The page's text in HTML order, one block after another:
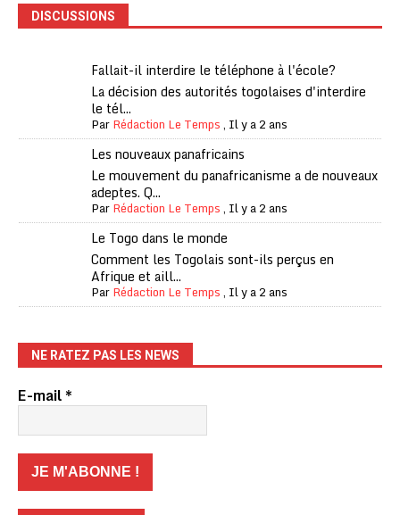
DISCUSSIONS
Fallait-il interdire le téléphone à l'école?
La décision des autorités togolaises d'interdire
le tél...
ParRédaction Le Temps, Il y a 2 ans
Les nouveaux panafricains
Le mouvement du panafricanisme a de nouveaux
adeptes. Q...
ParRédaction Le Temps, Il y a 2 ans
Le Togo dans le monde
Comment les Togolais sont-ils perçus en
Afrique et aill...
ParRédaction Le Temps, Il y a 2 ans
NE RATEZ PAS LES NEWS
E-mail*